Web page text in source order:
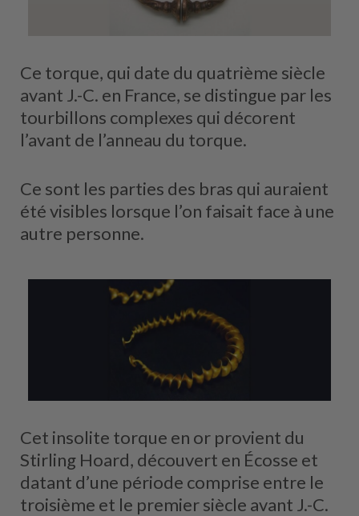
Ce torque, qui date du quatrième siècle
avant J.-C. en France, se distingue par les
tourbillons complexes qui décorent
l’avant de l’anneau du torque.
Ce sont les parties des bras qui auraient
été visibles lorsque l’on faisait face à une
autre personne.
Cet insolite torque en or provient du
Stirling Hoard, découvert en Écosse et
datant d’une période comprise entre le
troisième et le premier siècle avant J.-C.